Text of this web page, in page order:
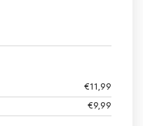
€11,99
€9,99